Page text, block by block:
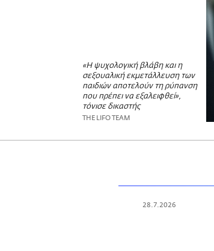
«Η ψυχολογική βλάβη και η
σεξουαλική εκμετάλλευση των
παιδιών αποτελούν τη ρύπανση
που πρέπει να εξαλειφθεί»,
τόνισε δικαστής
THE LIFO TEAM
28.7.2026